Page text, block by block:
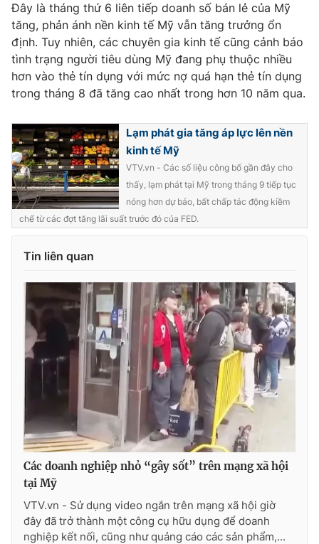
VTV Money VTV Thể thao
VTV Sức khoẻ Bất động sản
Thị trường 24h Tấm lòng Việt
VTV4 Vươn mình bằng AI
VTV9 VTV8
Liên hệ tòa soạn English
THỜI BÁO VTV
Theo dõi báo trên
Đài Truyền hình Việt Nam
Cơ quan báo chí:
Thời báo VTV
Giấy phép hoạt động báo in và báo điện tử số 483/GP-BTTTT
cấp ngày 29/12/2023
Tổng Biên tập:
Nguyễn Thị Mỹ Hạnh, Phạm Quốc Thắng,
Nguyễn Trọng Ninh
Tổng đài VTV: 024.38 355 931 - 024.38 355 932
Đây là tháng thứ 6 liên tiếp doanh số bán lẻ của Mỹ
tăng, phản ánh nền kinh tế Mỹ vẫn tăng trưởng ổn
định. Tuy nhiên, các chuyên gia kinh tế cũng cảnh báo
tình trạng người tiêu dùng Mỹ đang phụ thuộc nhiều
hơn vào thẻ tín dụng với mức nợ quá hạn thẻ tín dụng
trong tháng 8 đã tăng cao nhất trong hơn 10 năm qua.
Lạm phát gia tăng áp lực lên nền
kinh tế Mỹ
VTV.vn - Các số liệu công bố gần đây cho
thấy, lạm phát tại Mỹ trong tháng 9 tiếp tục
nóng hơn dự báo, bất chấp tác động kiềm
chế từ các đợt tăng lãi suất trước đó của FED.
Tin liên quan
Các doanh nghiệp nhỏ “gây sốt” trên mạng xã hội
tại Mỹ
VTV.vn - Sử dụng video ngắn trên mạng xã hội giờ
đây đã trở thành một công cụ hữu dụng để doanh
nghiệp kết nối, cũng như quảng cáo các sản phẩm,...